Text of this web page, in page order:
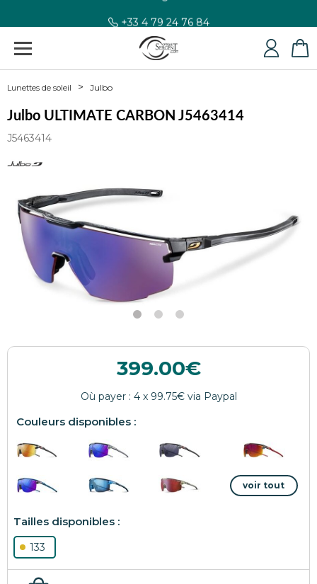
+33 4 79 24 76 84
Lunettes de soleil Julbo
Julbo ULTIMATE CARBON J5463414
J5463414
399.00
133